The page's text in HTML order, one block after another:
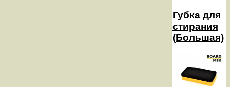
Губка для
стирания
(Большая)